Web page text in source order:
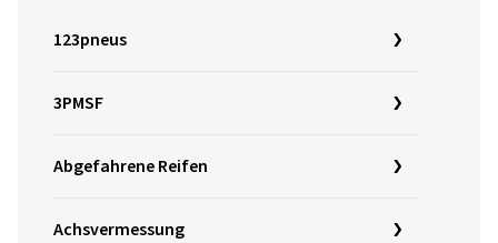
123pneus
3PMSF
Abgefahrene Reifen
Achsvermessung